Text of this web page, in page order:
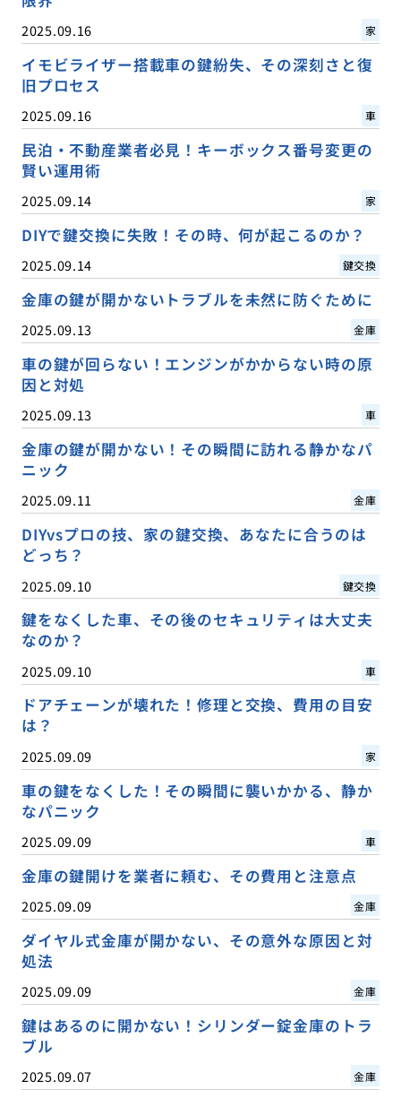
2025.09.16 家
イモビライザー搭載車の鍵紛失、その深刻さと復
旧プロセス
2025.09.16 車
民泊・不動産業者必見！キーボックス番号変更の
賢い運用術
2025.09.14 家
DIYで鍵交換に失敗！その時、何が起こるのか？
2025.09.14 鍵交換
金庫の鍵が開かないトラブルを未然に防ぐために
2025.09.13 金庫
車の鍵が回らない！エンジンがかからない時の原
因と対処
2025.09.13 車
金庫の鍵が開かない！その瞬間に訪れる静かなパ
ニック
2025.09.11 金庫
DIYvsプロの技、家の鍵交換、あなたに合うのは
どっち？
2025.09.10 鍵交換
鍵をなくした車、その後のセキュリティは大丈夫
なのか？
2025.09.10 車
ドアチェーンが壊れた！修理と交換、費用の目安
は？
2025.09.09 家
車の鍵をなくした！その瞬間に襲いかかる、静か
なパニック
2025.09.09 車
金庫の鍵開けを業者に頼む、その費用と注意点
2025.09.09 金庫
ダイヤル式金庫が開かない、その意外な原因と対
処法
2025.09.09 金庫
鍵はあるのに開かない！シリンダー錠金庫のトラ
ブル
2025.09.07 金庫